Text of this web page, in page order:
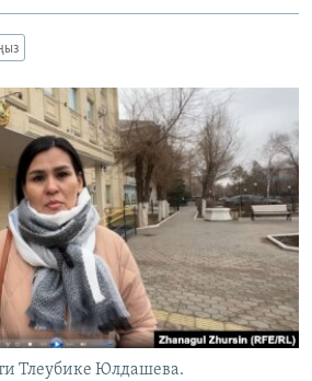
сайттары
Тлеубике Юлдашева.